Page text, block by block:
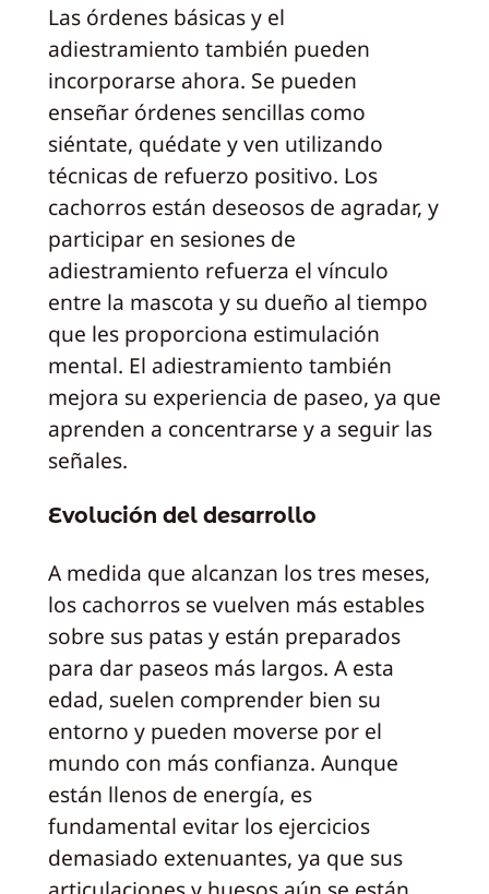
Las órdenes básicas y el
adiestramiento también pueden
incorporarse ahora. Se pueden
enseñar órdenes sencillas como
siéntate, quédate y ven utilizando
técnicas de refuerzo positivo. Los
cachorros están deseosos de agradar, y
participar en sesiones de
adiestramiento refuerza el vínculo
entre la mascota y su dueño al tiempo
que les proporciona estimulación
mental. El adiestramiento también
mejora su experiencia de paseo, ya que
aprenden a concentrarse y a seguir las
señales.
Evolución del desarrollo
A medida que alcanzan los tres meses,
los cachorros se vuelven más estables
sobre sus patas y están preparados
para dar paseos más largos. A esta
edad, suelen comprender bien su
entorno y pueden moverse por el
mundo con más confianza. Aunque
están llenos de energía, es
fundamental evitar los ejercicios
demasiado extenuantes, ya que sus